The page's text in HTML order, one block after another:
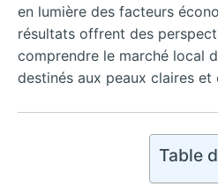
en lumière des facteurs
résultats offrent des
comprendre le marché local
destinés aux peaux claires et
Table